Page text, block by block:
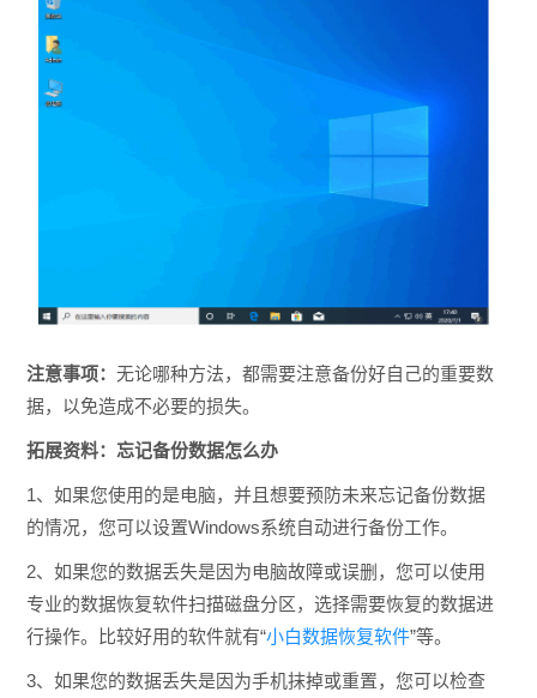
注意事项： 无论哪种方法，都需要注意备份好自己的重要数
据，以免造成不必要的损失。
拓展资料：忘记备份数据怎么办
1、如果您使用的是电脑，并且想要预防未来忘记备份数据
的情况，您可以设置Windows系统自动进行备份工作。
2、如果您的数据丢失是因为电脑故障或误删，您可以使用
专业的数据恢复软件扫描磁盘分区，选择需要恢复的数据进
行操作。比较好用的软件就有“小白数据恢复软件”等。
3、 如果您的数据丢失是因为手机抹掉或重置，您可以检查